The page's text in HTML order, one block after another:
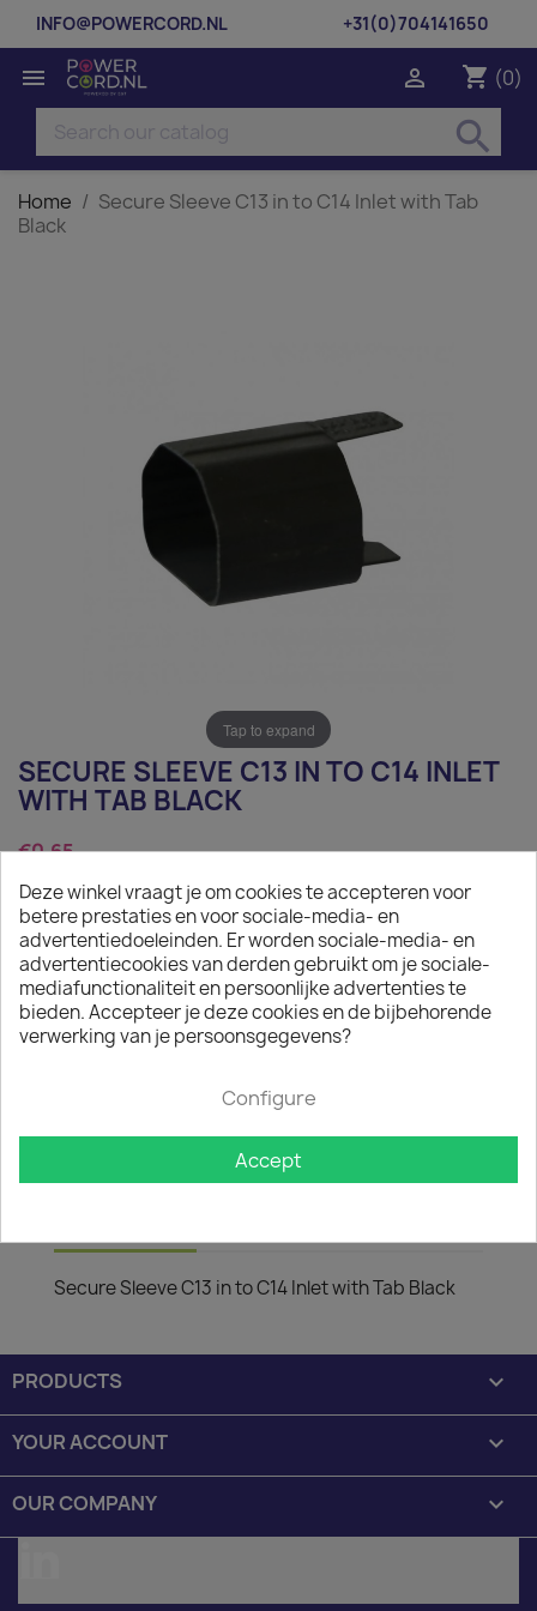
INFO@POWERCORD.NL +31(0)704141650
 shopping_cart (0)

search
Home
Secure Sleeve C13 in to C14 Inlet with Tab
Black
Tap to expand
SECURE SLEEVE C13 IN TO C14 INLET
WITH TAB BLACK
€0.65
Tax excluded
Secure Sleeve C13 in to C14 Inlet with Tab Black
Quantity
 ADD TO CART
The minimum purchase order quantity for the product is
50.
Secure Sleeve C13 in to C14 Inlet with Tab Black
PRODUCTS 
YOUR ACCOUNT 
OUR COMPANY 
Deze winkel vraagt je om cookies te accepteren voor
betere prestaties en voor sociale-media- en
advertentiedoeleinden. Er worden sociale-media- en
advertentiecookies van derden gebruikt om je sociale-
mediafunctionaliteit en persoonlijke advertenties te
bieden. Accepteer je deze cookies en de bijbehorende
verwerking van je persoonsgegevens?
Configure
Accept